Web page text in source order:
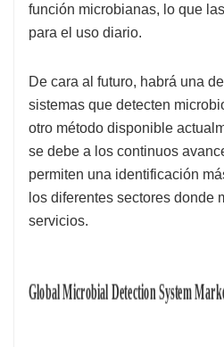
función microbianas, lo que
para el uso diario.
De cara al futuro, habrá una
sistemas que detecten
otro método disponible
se debe a los continuos
permiten una identificación
los diferentes sectores donde
servicios.